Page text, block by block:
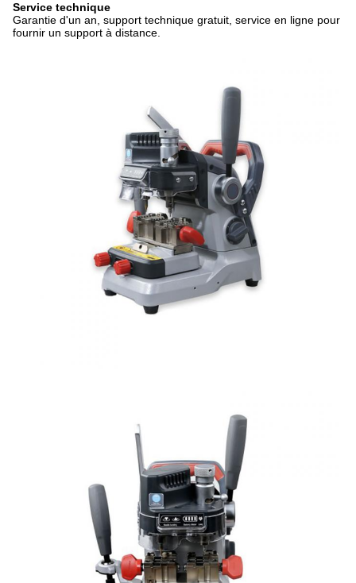
Service technique
Garantie d'un an, support technique gratuit, service en ligne pour
fournir un support à distance.